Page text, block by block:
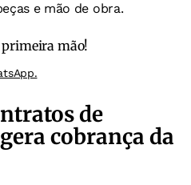
e mão de obra.
mão!
de
cobrança da